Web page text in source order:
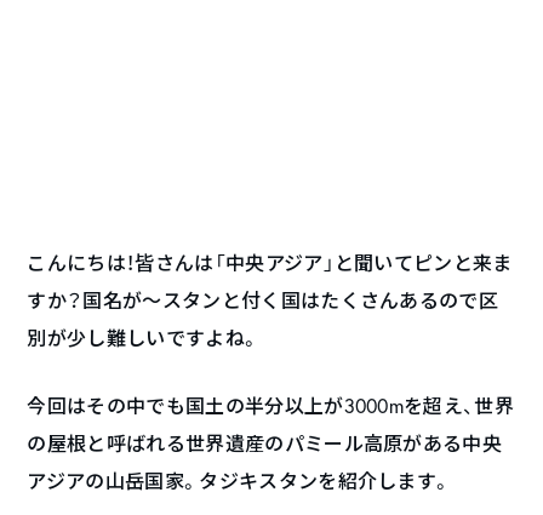
こんにちは！皆さんは「中央アジア」と聞いてピンと来ま
すか？国名が〜スタンと付く国はたくさんあるので区
別が少し難しいですよね。
今回はその中でも国土の半分以上が3000mを超え、世界
の屋根と呼ばれる世界遺産のパミール高原がある中央
アジアの山岳国家。タジキスタンを紹介します。